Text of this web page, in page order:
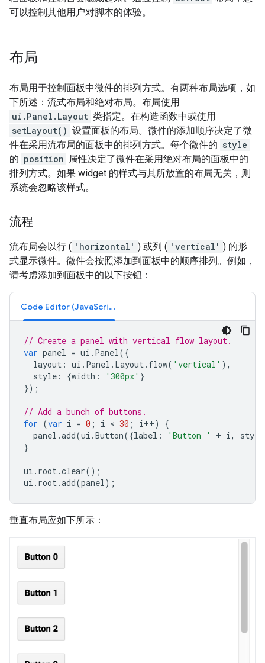
可以控制其他用户对脚本的体验。
布局
布局用于控制面板中微件的排列方式。有两种布局选项，如
下所述：流式布局和绝对布局。布局使用
ui.Panel.Layout 类指定。在构造函数中或使用
setLayout() 设置面板的布局。微件的添加顺序决定了微
件在采用流布局的面板中的排列方式。每个微件的 style
的 position 属性决定了微件在采用绝对布局的面板中的
排列方式。如果 widget 的样式与其所放置的布局无关，则
系统会忽略该样式。
流程
流布局会以行 ( 'horizontal' ) 或列 ( 'vertical' ) 的形
式显示微件。微件会按照添加到面板中的顺序排列。例如，
请考虑添加到面板中的以下按钮：
Code Editor (JavaScript)
// Create a panel with vertical flow layout.
var panel = ui . Panel({
layout : ui . Panel . Layout. flow( 'vertical' ),
style : {width : '300px' }
});
// Add a bunch of buttons.
for (var i = 0 ; i < 30 ; i++)
{
panel .add(ui .Button({label : 'Button ' + i, style
}
ui . root.clear();
ui . root.add(panel);
垂直布局应如下所示：